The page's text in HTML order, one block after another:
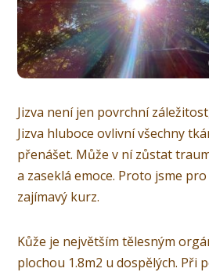
Jizva není jen povrchní
Jizva hluboce ovlivní všechny
přenášet. Může v ní zůstat
a zaseklá emoce. Proto jsme
zajímavý kurz.
Kůže je největším tělesným
plochou 1.8m2 u dospělých. Při